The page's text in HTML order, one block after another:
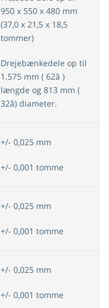
950 x 550 x 480 mm
(37,0 x 21,5 x 18,5
tommer)
Drejebænkedele op til
1.575 mm ( 62â )
længde og 813 mm (
32â) diameter.
+/- 0,025 mm
+/- 0,001 tomme
+/- 0,025 mm
+/- 0,001 tomme
+/- 0,025 mm
+/- 0,001 tomme